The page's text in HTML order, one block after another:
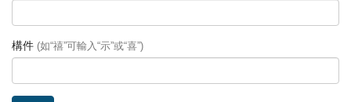
構件 (如“禧”可輸入“示”或“喜”)